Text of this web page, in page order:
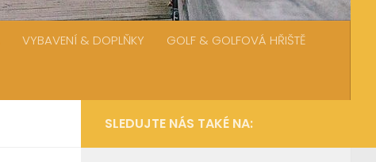
VYBAVENÍ & DOPLŇKY GOLF & GOLFOVÁ HŘIŠTĚ
SLEDUJTE NÁS TAKÉ NA: